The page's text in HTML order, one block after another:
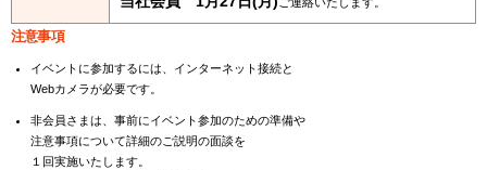
注意事項
イベントに参加するには、インターネット接続と
Webカメラが必要です。
非会員さまは、事前にイベント参加のための準備や
注意事項について詳細のご説明の面談を
１回実施いたします。